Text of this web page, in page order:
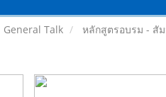
Talk หลักสูตรอบรม - สั